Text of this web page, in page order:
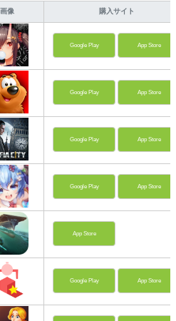
画像 購入サイト
Google Play App Store
Google Play App Store
Google Play App Store
Google Play App Store
App Store
Google Play App Store